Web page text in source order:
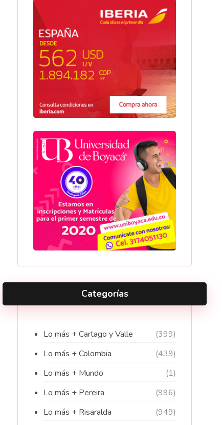
Categorías
Lo más + Cartago y Valle
(399)
Lo más + Colombia
(439)
Lo más + Mundo
(1)
Lo más + Pereira
(996)
Lo más + Risaralda
(949)